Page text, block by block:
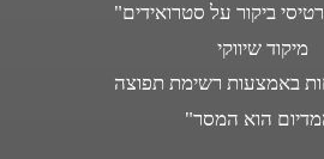
ביקור על סטרואידים"
מיקוד שיווקי
באמצעות רשימת תפוצה
הוא המסר"